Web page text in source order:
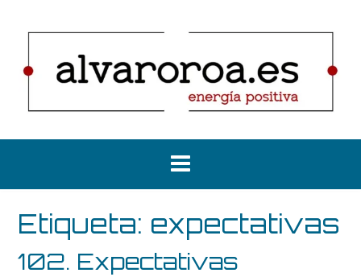
Etiqueta: expectativas
102. Expectativas